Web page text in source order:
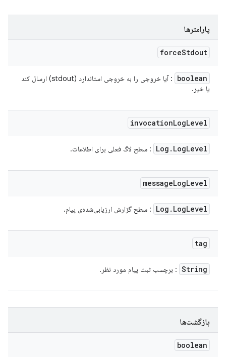
پارامترها
forceStdout
boolean
: آیا خروجی را به خروجی استاندارد (stdout) ارسال کند
یا خیر.
invocationLogLevel
Log . LogLevel : سطح لاگ فعلی برای اطلاعات.
messageLogLevel
Log . LogLevel : سطح گزارش ارزیابی‌شده‌ی پیام.
tag
String : برچسب ثبت پیام مورد نظر.
بازگشت‌ها
boolean